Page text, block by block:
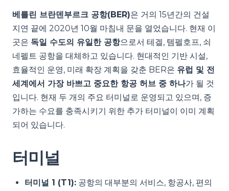
베를린 브란덴부르크 공항(BER)은 거의 15년간의 건설
지연 끝에 2020년 10월 마침내 문을 열었습니다. 현재 이
곳은 독일 수도의 유일한 공항으로서 테겔, 템펠호프, 쇠
네펠트 공항을 대체하고 있습니다. 현대적인 기반 시설,
효율적인 운영, 미래 확장 계획을 갖춘 BER은 유럽 및 전
세계에서 가장 바쁘고 중요한 항공 허브 중 하나가 될 것
입니다. 현재 두 개의 주요 터미널로 운영되고 있으며, 증
가하는 수요를 충족시키기 위한 추가 터미널이 이미 계획
되어 있습니다.
터미널
터미널 1 (T1): 공항의 대부분의 서비스, 항공사, 편의